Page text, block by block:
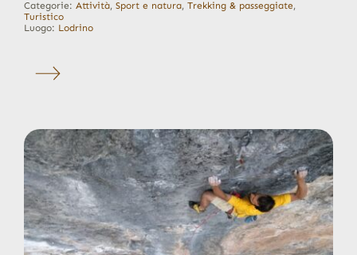
Categorie: Attività, Sport e natura, Trekking & passeggiate,
Turistico
Luogo: Lodrino